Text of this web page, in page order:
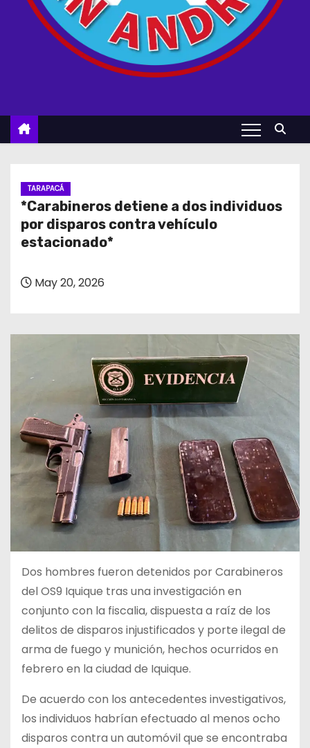
TARAPACÁ
*Carabineros detiene a dos individuos
por disparos contra vehículo
estacionado*
May 20, 2026
Dos hombres fueron detenidos por Carabineros
del OS9 Iquique tras una investigación en
conjunto con la fiscalia, dispuesta a raíz de los
delitos de disparos injustificados y porte ilegal de
arma de fuego y munición, hechos ocurridos en
febrero en la ciudad de Iquique.
De acuerdo con los antecedentes investigativos,
los individuos habrían efectuado al menos ocho
disparos contra un automóvil que se encontraba